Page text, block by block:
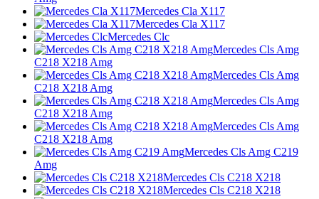
Mercedes Cla X117
Mercedes Cla X117
Mercedes Clc
Mercedes Cls Amg
C218 X218 Amg
Mercedes Cls Amg
C218 X218 Amg
Mercedes Cls Amg
C218 X218 Amg
Mercedes Cls Amg
C218 X218 Amg
Mercedes Cls Amg C219
Amg
Mercedes Cls C218 X218
Mercedes Cls C218 X218